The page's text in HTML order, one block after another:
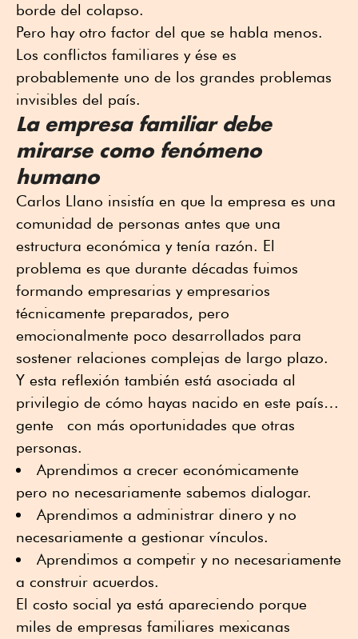
borde del colapso.
Pero hay otro factor del que se habla menos.
Los conflictos familiares y ése es
probablemente uno de los grandes problemas
invisibles del país.
La empresa familiar debe
mirarse como fenómeno
humano
Carlos Llano insistía en que la empresa es una
comunidad de personas antes que una
estructura económica y tenía razón. El
problema es que durante décadas fuimos
formando empresarias y empresarios
técnicamente preparados, pero
emocionalmente poco desarrollados para
sostener relaciones complejas de largo plazo.
Y esta reflexión también está asociada al
privilegio de cómo hayas nacido en este país…
gente con más oportunidades que otras
personas.
Aprendimos a crecer económicamente
pero no necesariamente sabemos dialogar.
Aprendimos a administrar dinero y no
necesariamente a gestionar vínculos.
Aprendimos a competir y no necesariamente
a construir acuerdos.
El costo social ya está apareciendo porque
miles de empresas familiares mexicanas